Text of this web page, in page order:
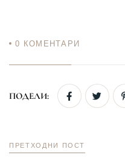
0 КОМЕНТАРИ
ПОДЕЛИ:
ПРЕТХОДНИ ПОСТ